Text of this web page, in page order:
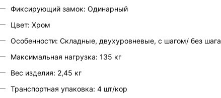
Фиксирующий замок: Одинарный
Цвет: Хром
Особенности: Складные, двухуровневые, с шагом/ без шага
Максимальная нагрузка: 135 кг
Вес изделия: 2,45 кг
Транспортная упаковка: 4 шт/кор